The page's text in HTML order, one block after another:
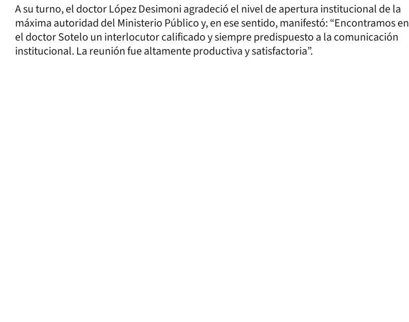
A su turno, el doctor López Desimoni agradeció el nivel de apertura institucional de la
máxima autoridad del Ministerio Público y, en ese sentido, manifestó: “Encontramos en
el doctor Sotelo un interlocutor calificado y siempre predispuesto a la comunicación
institucional. La reunión fue altamente productiva y satisfactoria”.